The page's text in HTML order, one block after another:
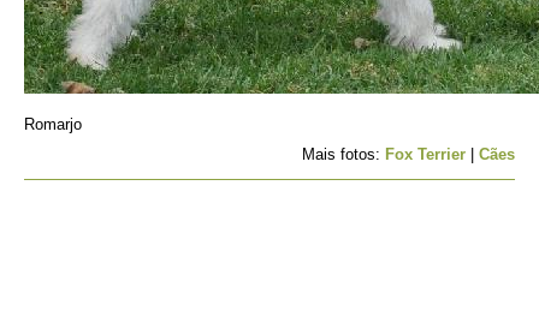
Romarjo
Mais fotos: Fox Terrier Cães